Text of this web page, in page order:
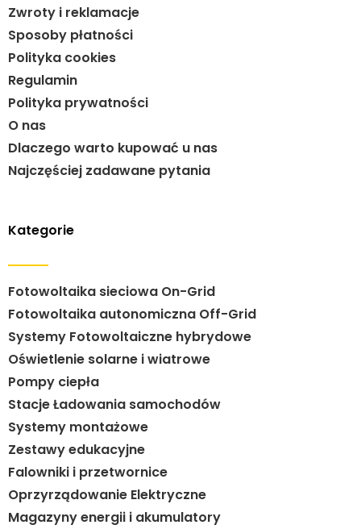
Zwroty i reklamacje
Sposoby płatności
Polityka cookies
Regulamin
Polityka prywatności
O nas
Dlaczego warto kupować u nas
Najczęściej zadawane pytania
Kategorie
Fotowoltaika sieciowa On-Grid
Fotowoltaika autonomiczna Off-Grid
Systemy Fotowoltaiczne hybrydowe
Oświetlenie solarne i wiatrowe
Pompy ciepła
Stacje Ładowania samochodów
Systemy montażowe
Zestawy edukacyjne
Falowniki i przetwornice
Oprzyrządowanie Elektryczne
Magazyny energii i akumulatory